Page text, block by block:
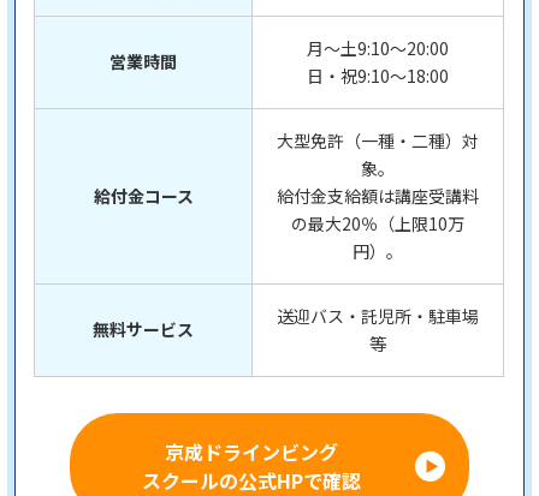
営業時間
月～土9:10〜20:00
日・祝9:10〜18:00
給付金コース
大型免許（一種・二種）対
象。
給付金支給額は講座受講料
の最大20％（上限10万
円）。
無料サービス
送迎バス・託児所・駐車場
等
京成ドラインビング
スクールの公式HPで確認